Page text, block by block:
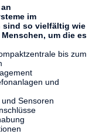
im
sind so vielfältig wie
um die es
bis zum
und
Sensoren